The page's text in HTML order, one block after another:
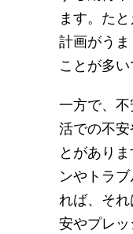
ます。た
計画がう
ことが多い
一方で、
活での不
とがあり
ンやトラ
れば、そ
安やプレ